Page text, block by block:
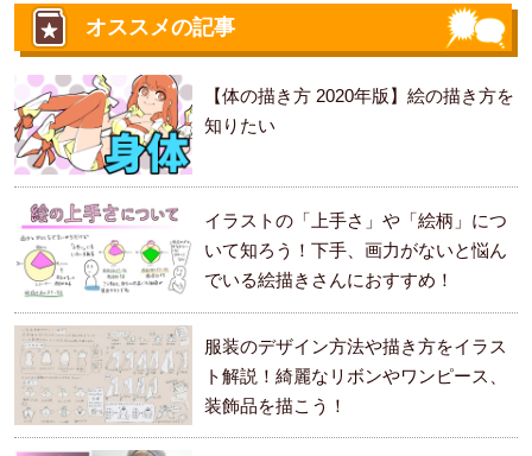
オススメの記事
【体の描き方 2020年版】絵の描き方を
知りたい
イラストの「上手さ」や「絵柄」につ
いて知ろう！下手、画力がないと悩ん
でいる絵描きさんにおすすめ！
服装のデザイン方法や描き方をイラス
ト解説！綺麗なリボンやワンピース、
装飾品を描こう！